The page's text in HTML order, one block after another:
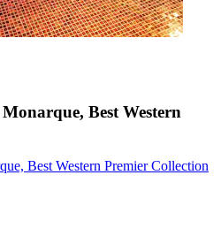
Best Western
Best Western Premier Collection